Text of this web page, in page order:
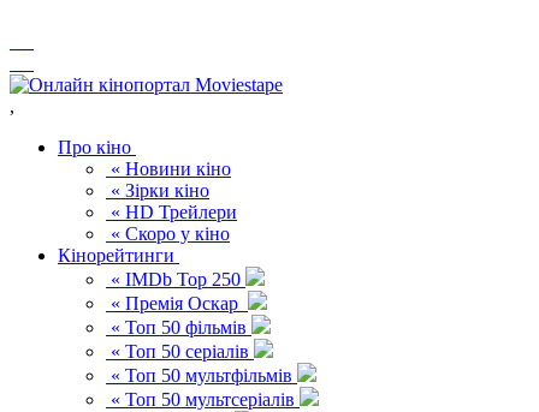
,
Про кіно
« Новини кіно
« Зірки кіно
« HD Трейлери
« Скоро у кіно
Кінорейтинги
« IMDb Top 250
« Премія Оскар
« Топ 50 фільмів
« Топ 50 серіалів
« Топ 50 мультфільмів
« Топ 50 мультсеріалів